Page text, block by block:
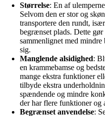
Størrelse: En af
Selvom den er stor og
transportere den rundt,
begrænset plads. Dette
sammenlignet med mindre
sig.
Manglende alsidighed:
en krammebamse og
mange ekstra funktioner
tilbyde ekstra
spændende og mindre
der har flere funktioner og
Begrænset anvendelse: